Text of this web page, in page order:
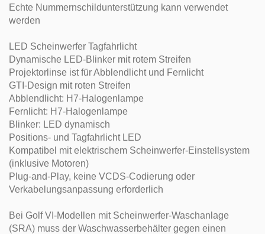
Echte Nummernschildunterstützung kann verwendet
werden
LED Scheinwerfer Tagfahrlicht
Dynamische LED-Blinker mit rotem Streifen
Projektorlinse ist für Abblendlicht und Fernlicht
GTI-Design mit roten Streifen
Abblendlicht: H7-Halogenlampe
Fernlicht: H7-Halogenlampe
Blinker: LED dynamisch
Positions- und Tagfahrlicht LED
Kompatibel mit elektrischem Scheinwerfer-Einstellsystem
(inklusive Motoren)
Plug-and-Play, keine VCDS-Codierung oder
Verkabelungsanpassung erforderlich
Bei Golf VI-Modellen mit Scheinwerfer-Waschanlage
(SRA) muss der Waschwasserbehälter gegen einen